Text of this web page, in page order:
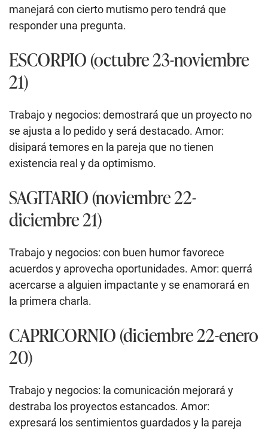
manejará con cierto mutismo pero tendrá que
responder una pregunta.
ESCORPIO (octubre 23-noviembre
21)
Trabajo y negocios: demostrará que un proyecto no
se ajusta a lo pedido y será destacado. Amor:
disipará temores en la pareja que no tienen
existencia real y da optimismo.
SAGITARIO (noviembre 22-
diciembre 21)
Trabajo y negocios: con buen humor favorece
acuerdos y aprovecha oportunidades. Amor: querrá
acercarse a alguien impactante y se enamorará en
la primera charla.
CAPRICORNIO (diciembre 22-enero
20)
Trabajo y negocios: la comunicación mejorará y
destraba los proyectos estancados. Amor:
expresará los sentimientos guardados y la pareja